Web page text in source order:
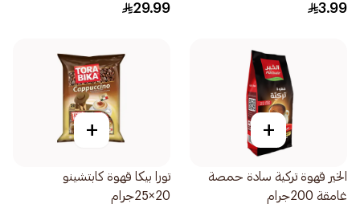
3.99
29.99
+
الخير قهوة تركية سادة حمصة
غامقة 200جرام
+
تورا بيكا قهوة كابتشينو
20×25جرام